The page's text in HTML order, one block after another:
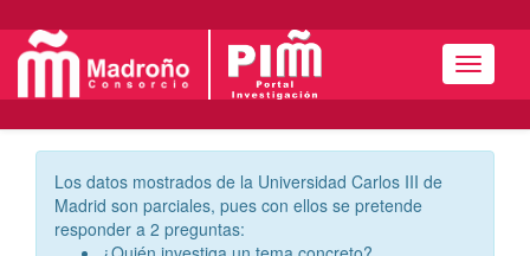
Menú
Los datos mostrados de la Universidad Carlos III de
Madrid son parciales, pues con ellos se pretende
responder a 2 preguntas: